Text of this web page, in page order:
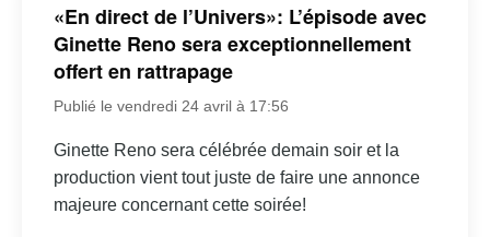
«En direct de l’Univers»: L’épisode avec
Ginette Reno sera exceptionnellement
offert en rattrapage
Publié le vendredi 24 avril à 17:56
Ginette Reno sera célébrée demain soir et la
production vient tout juste de faire une annonce
majeure concernant cette soirée!